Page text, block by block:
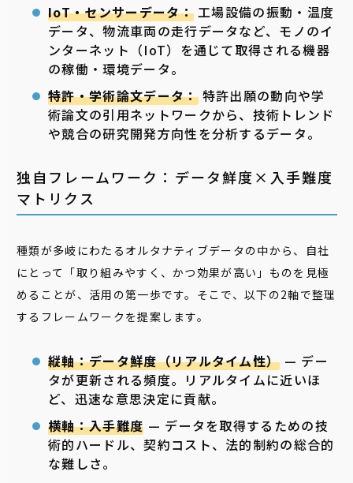
IoT・センサーデータ：工場設備の振動・温度
データ、物流車両の走行データなど、モノのイ
ンターネット（IoT）を通じて取得される機器
の稼働・環境データ。
特許・学術論文データ：特許出願の動向や学
術論文の引用ネットワークから、技術トレンド
や競合の研究開発方向性を分析するデータ。
独自フレームワーク：データ鮮度×入手難度
マトリクス
種類が多岐にわたるオルタナティブデータの中から、自社
にとって「取り組みやすく、かつ効果が高い」ものを見極
めることが、活用の第一歩です。そこで、以下の2軸で整理
するフレームワークを提案します。
縦軸：データ鮮度（リアルタイム性） — デー
タが更新される頻度。リアルタイムに近いほ
ど、迅速な意思決定に貢献。
横軸：入手難度 — データを取得するための技
術的ハードル、契約コスト、法的制約の総合的
な難しさ。